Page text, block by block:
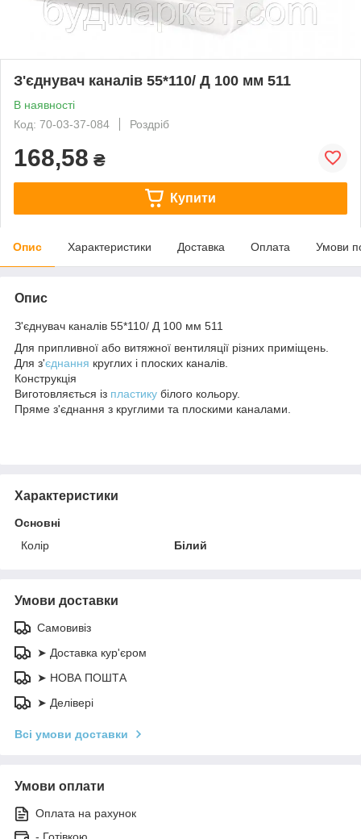
З'єднувач каналів 55*110/ Д 100 мм 511
В наявності
Код: 70-03-37-084
Роздріб
168,58 ₴
Купити
Опис Характеристики Доставка Оплата Умови
Опис
З'єднувач каналів 55*110/ Д 100 мм 511
Для припливної або витяжної вентиляції різних приміщень.
Для з'єднання круглих і плоских каналів.
Конструкція
Виготовляється із пластику білого кольору.
Пряме з'єднання з круглими та плоскими каналами.
Характеристики
Основні
Колір
Білий
Умови доставки
Самовивіз
➤ Доставка кур'єром
➤ НОВА ПОШТА
➤ Делівері
Всі умови доставки
Умови оплати
Оплата на рахунок
- Готівкою